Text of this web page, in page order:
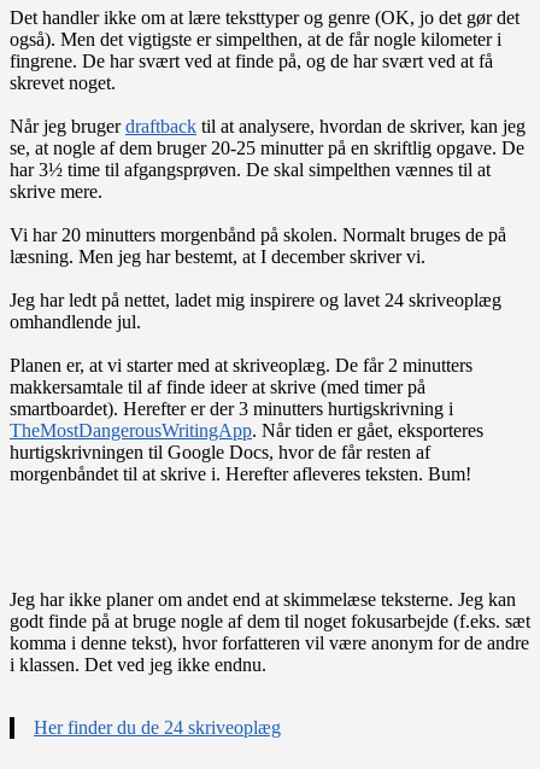
Det handler ikke om at lære teksttyper og genre (OK, jo det gør det
også). Men det vigtigste er simpelthen, at de får nogle kilometer i
fingrene. De har svært ved at finde på, og de har svært ved at få
skrevet noget.
Når jeg brugerdraftback til at analysere, hvordan de skriver, kan jeg
se, at nogle af dem bruger 20-25 minutter på en skriftlig opgave. De
har 3½ time til afgangsprøven. De skal simpelthen vænnes til at
skrive mere.
Vi har 20 minutters morgenbånd på skolen. Normalt bruges de på
læsning. Men jeg har bestemt, at I december skriver vi.
Jeg har ledt på nettet, ladet mig inspirere og lavet 24 skriveoplæg
omhandlende jul.
Planen er, at vi starter med at skriveoplæg. De får 2 minutters
makkersamtale til af finde ideer at skrive (med timer på
smartboardet). Herefter er der 3 minutters hurtigskrivning i
TheMostDangerousWritingApp. Når tiden er gået, eksporteres
hurtigskrivningen til Google Docs, hvor de får resten af
morgenbåndet til at skrive i. Herefter afleveres teksten. Bum!
Jeg har ikke planer om andet end at skimmelæse teksterne. Jeg kan
godt finde på at bruge nogle af dem til noget fokusarbejde (f.eks. sæt
komma i denne tekst), hvor forfatteren vil være anonym for de andre
i klassen. Det ved jeg ikke endnu.
Her finder du de 24 skriveoplæg